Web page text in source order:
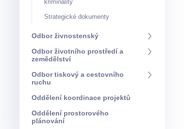
kriminality
Strategické dokumenty
Odbor živnostenský
Odbor životního prostředí a
zemědělství
Odbor tiskový a cestovního
ruchu
Oddělení koordinace projektů
Oddělení prostorového
plánování